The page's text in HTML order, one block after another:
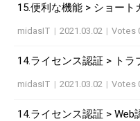
15.便利な機能 > ショート
midasIT | 2021.03.02 | Votes
14.ライセンス認証 > ト
midasIT | 2021.03.02 | Votes
14.ライセンス認証 > Web